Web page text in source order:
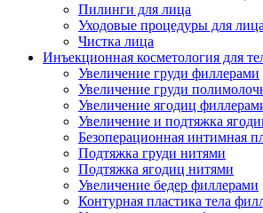
Пилинги для лица
Уходовые процедуры для лица
Чистка лица
Инъекционная косметология для
Увеличение груди филлерами
Увеличение груди
Увеличение ягодиц
Увеличение и подтяжка
Безоперационная интимная
Подтяжка груди нитями
Подтяжка ягодиц нитями
Увеличение бедер филлерами
Контурная пластика тела